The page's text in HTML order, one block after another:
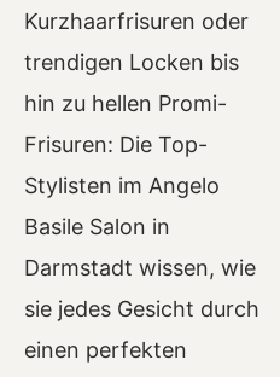
Kurzhaarfrisuren oder
trendigen Locken bis
hin zu hellen Promi-
Frisuren: Die Top-
Stylisten im Angelo
Basile Salon in
Darmstadt wissen, wie
sie jedes Gesicht durch
einen perfekten